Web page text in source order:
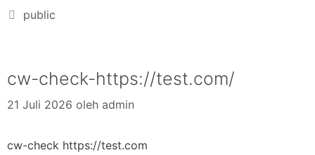
public
cw-check-https://test.com/
21 Juli 2026 oleh admin
cw-check https://test.com